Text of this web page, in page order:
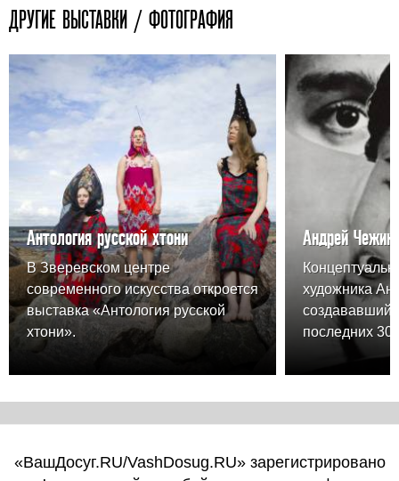
ДРУГИЕ ВЫСТАВКИ / ФОТОГРАФИЯ
Антология русской хтони
В Зверевском центре
современного искусства откроется
выставка «Антология русской
хтони».
Андрей
художника
последних 30
«ВашДосуг.RU/VashDosug.RU» зарегистрировано